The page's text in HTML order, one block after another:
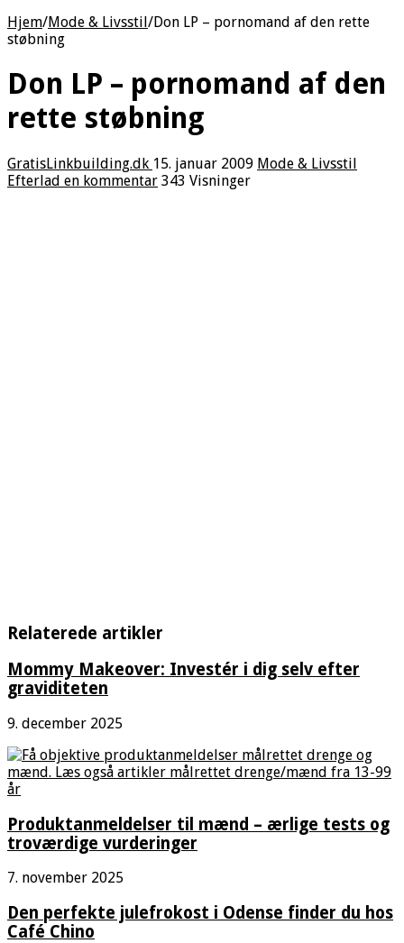
Hjem/Mode & Livsstil/Don LP – pornomand af den rette
støbning
Don LP – pornomand af den
rette støbning
GratisLinkbuilding.dk 15. januar 2009 Mode & Livsstil
Efterlad en kommentar 343 Visninger
Relaterede artikler
Mommy Makeover: Investér i dig selv efter
graviditeten
9. december 2025
Produktanmeldelser til mænd – ærlige tests og
troværdige vurderinger
7. november 2025
Den perfekte julefrokost i Odense finder du hos
Café Chino